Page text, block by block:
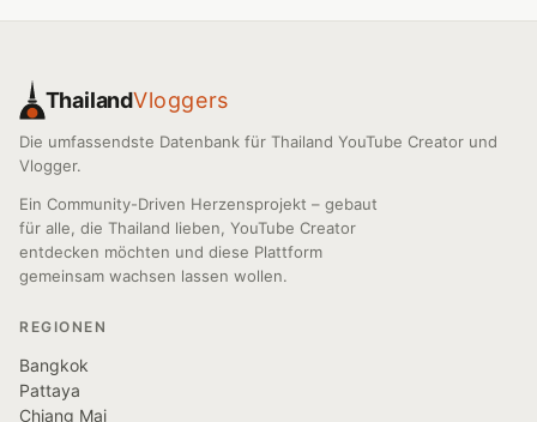
ThailandVloggers
Die umfassendste Datenbank für Thailand YouTube Creator und
Vlogger.
Ein Community-Driven Herzensprojekt – gebaut
für alle, die Thailand lieben, YouTube Creator
entdecken möchten und diese Plattform
gemeinsam wachsen lassen wollen.
REGIONEN
Bangkok
Pattaya
Chiang Mai